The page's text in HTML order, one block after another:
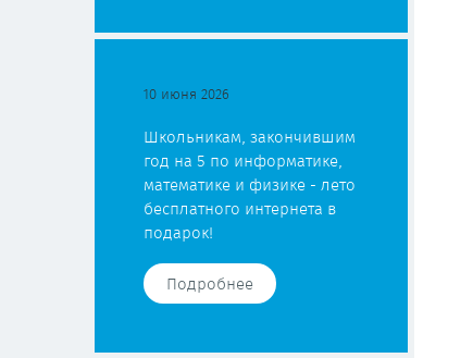
10 июня 2026
Школьникам, закончившим
год на 5 по информатике,
математике и физике - лето
бесплатного интернета в
подарок!
Подробнее